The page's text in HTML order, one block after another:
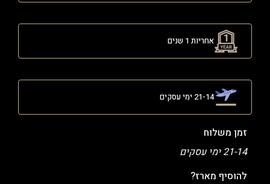
אחריות 1 שנים
21-14 ימי עסקים
זמן משלוח
21-14 ימי עסקים
להוסיף מארז?